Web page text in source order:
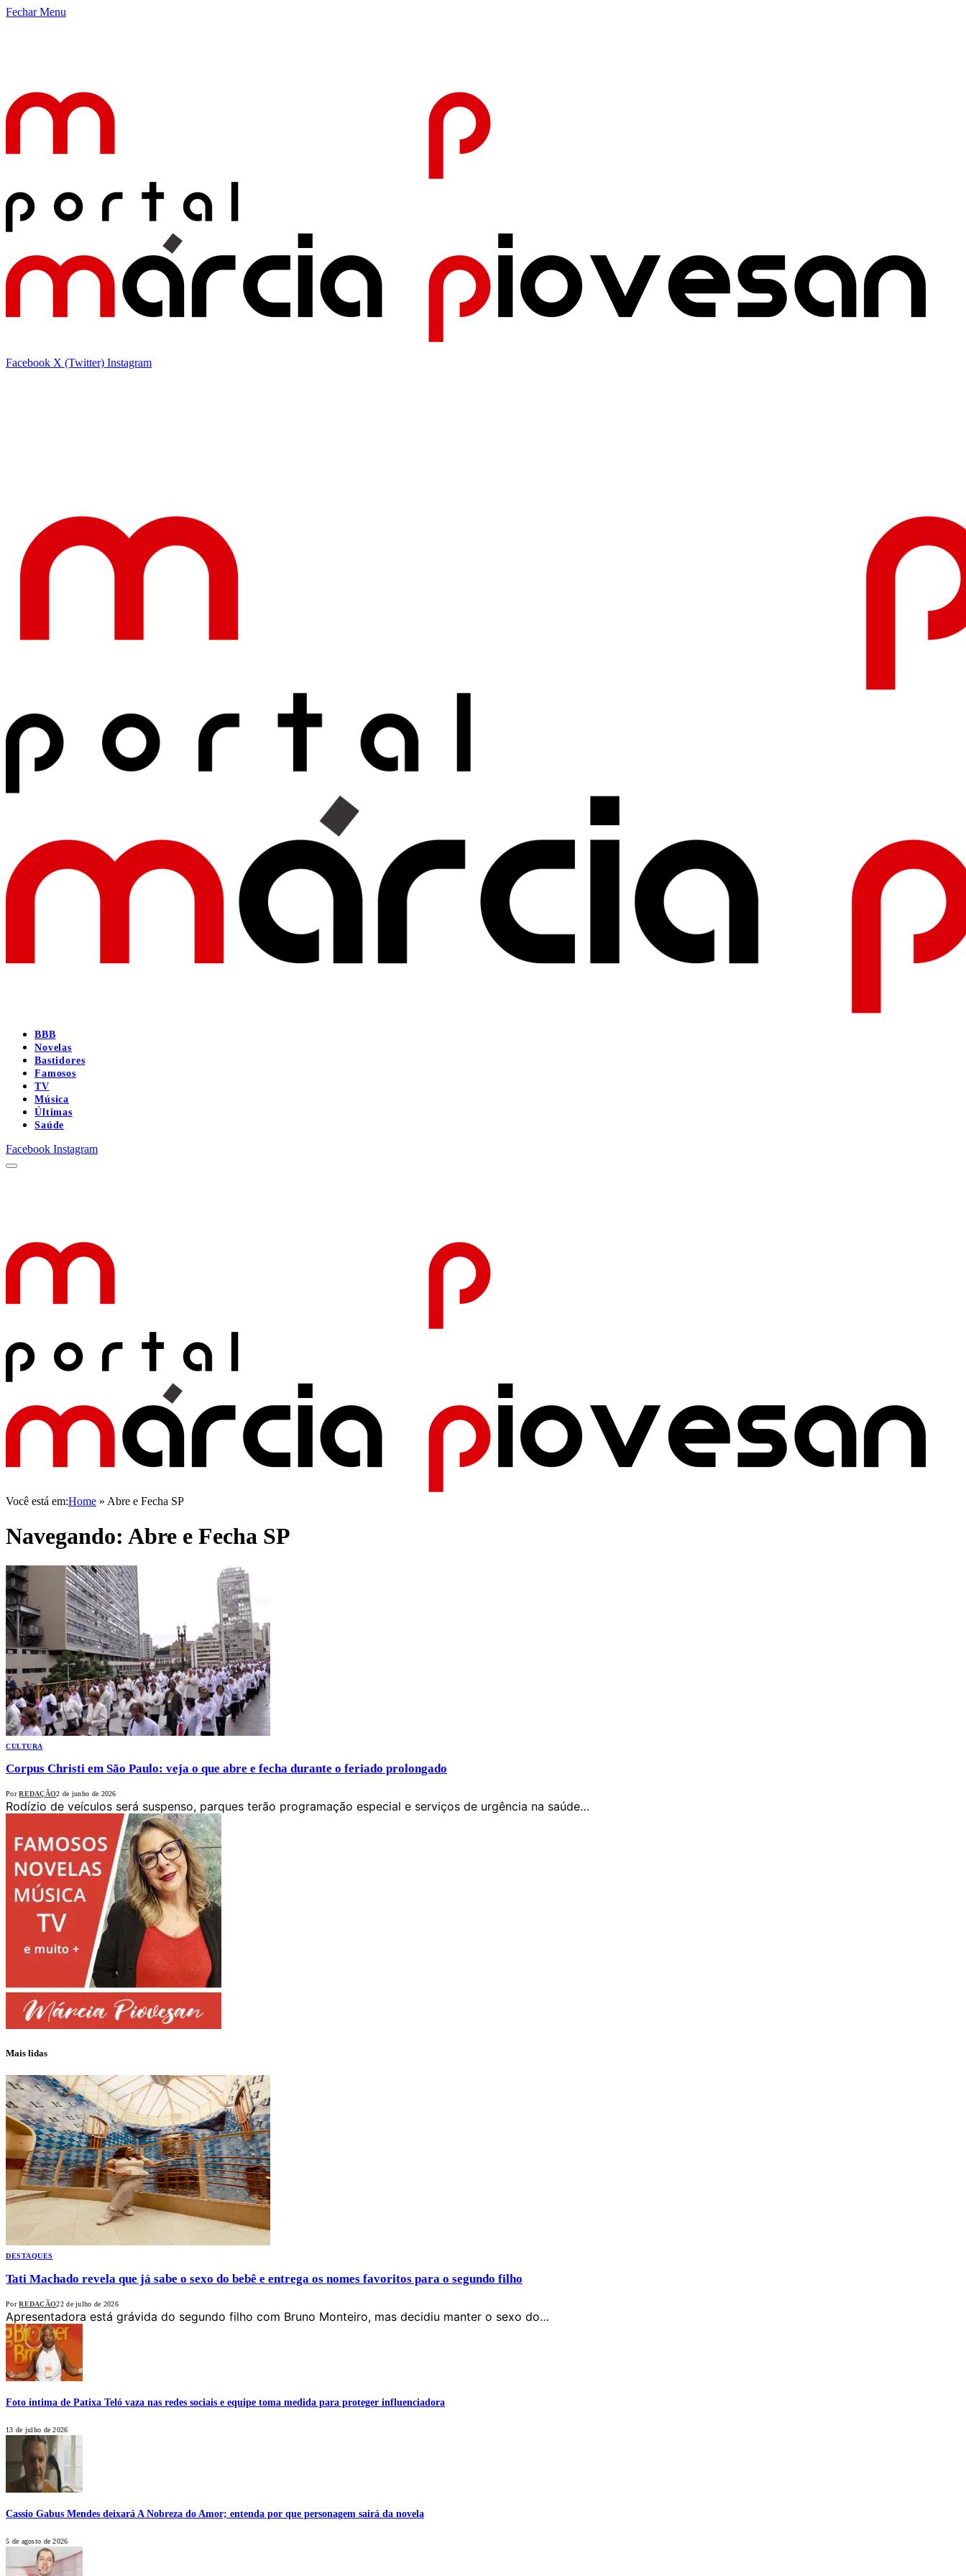
Fechar Menu
Facebook X (Twitter) Instagram
BBB
Novelas
Bastidores
Famosos
TV
Música
Últimas
Saúde
Facebook Instagram
Você está em:Home » Abre e Fecha SP
Navegando: Abre e Fecha SP
CULTURA
Corpus Christi em São Paulo: veja o que abre e fecha durante o feriado prolongado
Por REDAÇÃO2 de junho de 2026
Rodízio de veículos será suspenso, parques terão programação especial e serviços de urgência na saúde…
Mais lidas
DESTAQUES
Tati Machado revela que já sabe o sexo do bebê e entrega os nomes favoritos para o segundo filho
Por REDAÇÃO22 de julho de 2026
Apresentadora está grávida do segundo filho com Bruno Monteiro, mas decidiu manter o sexo do…
Foto íntima de Patixa Teló vaza nas redes sociais e equipe toma medida para proteger influenciadora
13 de julho de 2026
Cassio Gabus Mendes deixará A Nobreza do Amor; entenda por que personagem sairá da novela
5 de agosto de 2026